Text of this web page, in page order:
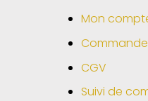
Mon
Commande
CGV
Suivi de